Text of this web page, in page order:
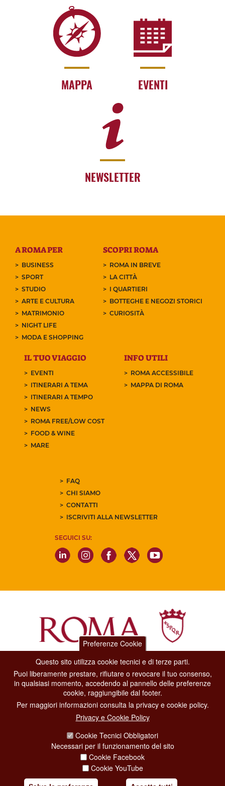
MAPPA EVENTI
NEWSLETTER
A ROMA PER
BUSINESS
SPORT
STUDIO
ARTE E CULTURA
MATRIMONIO
NIGHT LIFE
MODA E SHOPPING
SCOPRI ROMA
ROMA IN BREVE
LA CITTÀ
I QUARTIERI
BOTTEGHE E NEGOZI STORICI
CURIOSITÀ
IL TUO VIAGGIO
EVENTI
ITINERARI A TEMA
ITINERARI A TEMPO
NEWS
ROMA FREE/LOW COST
FOOD & WINE
MARE
INFO UTILI
ROMA ACCESSIBILE
MAPPA DI ROMA
FAQ
CHI SIAMO
CONTATTI
ISCRIVITI ALLA NEWSLETTER
SEGUICI SU:
Dipartimento Grandi Eventi, Sport, Turismo e Moda.
Via di San Basilio, 51
00187 Roma
CONTACT CENTER TEL. 06 06 08
CONTATTA LA REDAZIONE
SOCIAL MEDIA POLICY
Preferenze Cookie
Questo sito utilizza cookie tecnici e di terze parti.
Puoi liberamente prestare, rifiutare o revocare il tuo consenso,
in qualsiasi momento, accedendo al pannello delle preferenze
cookie, raggiungibile dal footer.
Per maggiori informazioni consulta la privacy e cookie policy.
Privacy e Cookie Policy
Cookie Tecnici Obbligatori
Necessari per il funzionamento del sito
Cookie Facebook
Cookie YouTube